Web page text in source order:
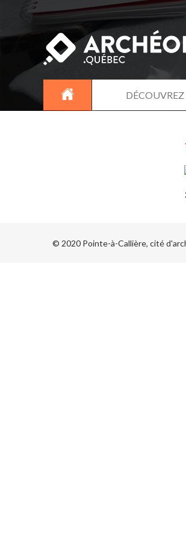
DÉCOUVREZ
© 2020 Pointe-à-Callière, cité